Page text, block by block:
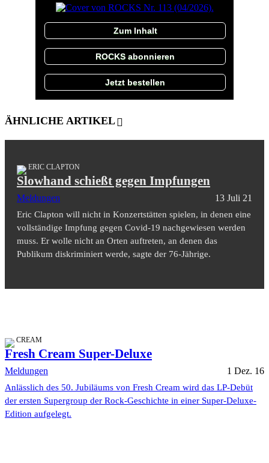
Zum Inhalt
ROCKS abonnieren
Jetzt bestellen
ÄHNLICHE ARTIKEL
ERIC CLAPTON
Slowhand schießt gegen Impfungen
Meldungen 13 Juli 21
Eric Clapton will nicht in Konzertstätten spielen, in denen eine
vollständige Impfung gegen Covid-19 nachgewiesen werden
muss. Er wolle nicht an Orten auftreten, an denen das
Publikum diskriminiert werde, sagte der 76-Jährige.
CREAM
Fresh Cream Super-Deluxe
Meldungen 1 Dez. 16
Anlässlich des 50. Jubiläums von Fresh Cream wird das LP-Debüt
der ersten Supergroup der Rock-Geschichte in einer Super-Deluxe-
Edition aufgelegt.